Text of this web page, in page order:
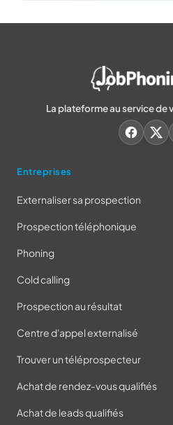
La plateforme au service
Entreprises
Externaliser sa prospection
Prospection téléphonique
Phoning
Cold calling
Prospection au résultat
Centre d'appel externalisé
Trouver un téléprospecteur
Achat de rendez-vous qualifiés
Achat de leads qualifiés